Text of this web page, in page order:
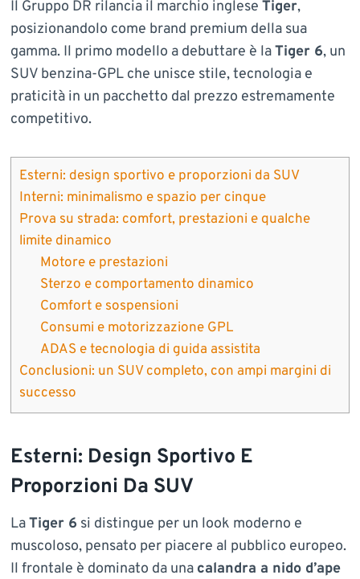
Il Gruppo DR rilancia il marchio inglese Tiger,
posizionandolo come brand premium della sua
gamma. Il primo modello a debuttare è laTiger 6, un
SUV benzina-GPL che unisce stile, tecnologia e
praticità in un pacchetto dal prezzo estremamente
competitivo.
Esterni: design sportivo e proporzioni da SUV
Interni: minimalismo e spazio per cinque
Prova su strada: comfort, prestazioni e qualche
limite dinamico
Motore e prestazioni
Sterzo e comportamento dinamico
Comfort e sospensioni
Consumi e motorizzazione GPL
ADAS e tecnologia di guida assistita
Conclusioni: un SUV completo, con ampi margini di
successo
Esterni: Design Sportivo E
Proporzioni Da SUV
LaTiger 6 si distingue per un look moderno e
muscoloso, pensato per piacere al pubblico europeo.
Il frontale è dominato da una calandra a nido d’ape